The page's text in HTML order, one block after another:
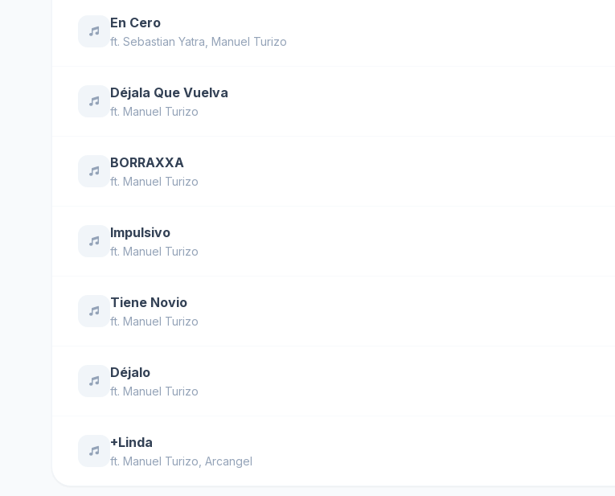
En Cero
ft. Sebastian Yatra Manuel Turizo
Déjala Que Vuelva
ft. Manuel Turizo
BORRAXXA
ft. Manuel Turizo
Impulsivo
ft. Manuel Turizo
Tiene Novio
ft. Manuel Turizo
Déjalo
ft. Manuel Turizo
+Linda
ft. Manuel Turizo Arcangel